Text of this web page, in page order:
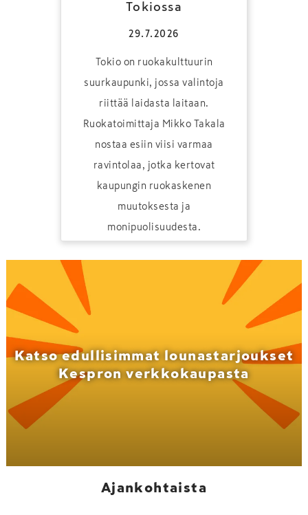
Tokiossa
29.7.2026
Tokio on ruokakulttuurin
suurkaupunki, jossa valintoja
riittää laidasta laitaan.
Ruokatoimittaja Mikko Takala
nostaa esiin viisi varmaa
ravintolaa, jotka kertovat
kaupungin ruokaskenen
muutoksesta ja
monipuolisuudesta.
Katso edullisimmat lounastarjoukset
Kespron verkkokaupasta
Ajankohtaista